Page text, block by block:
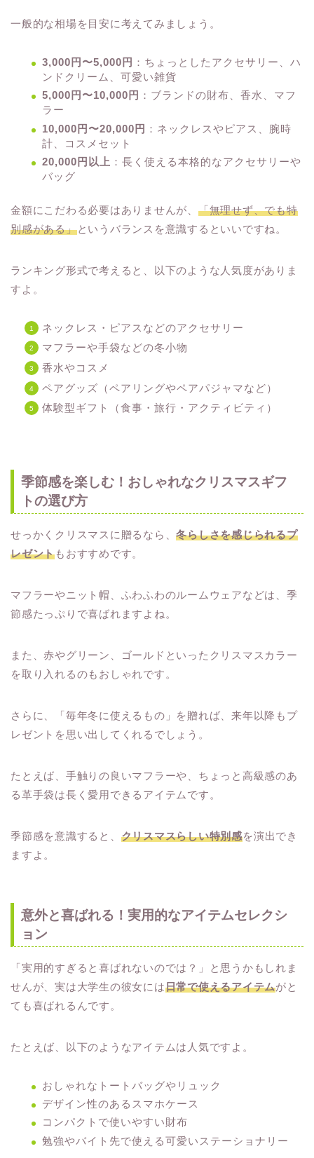
一般的な相場を目安に考えてみましょう。
3,000円〜5,000円 ：ちょっとしたアクセサリー、ハ
ンドクリーム、可愛い雑貨
5,000円〜10,000円 ：ブランドの財布、香水、マフ
ラー
10,000円〜20,000円 ：ネックレスやピアス、腕時
計、コスメセット
20,000円以上 ：長く使える本格的なアクセサリーや
バッグ
金額にこだわる必要はありませんが、 「無理せず、でも特
別感がある」というバランスを意識するといいですね。
ランキング形式で考えると、以下のような人気度がありま
すよ。
ネックレス・ピアスなどのアクセサリー
マフラーや手袋などの冬小物
香水やコスメ
ペアグッズ（ペアリングやペアパジャマなど）
体験型ギフト（食事・旅行・アクティビティ）
季節感を楽しむ！おしゃれなクリスマスギフ
トの選び方
せっかくクリスマスに贈るなら、冬らしさを感じられるプ
レゼントもおすすめです。
マフラーやニット帽、ふわふわのルームウェアなどは、季
節感たっぷりで喜ばれますよね。
また、赤やグリーン、ゴールドといったクリスマスカラー
を取り入れるのもおしゃれです。
さらに、「毎年冬に使えるもの」を贈れば、来年以降もプ
レゼントを思い出してくれるでしょう。
たとえば、手触りの良いマフラーや、ちょっと高級感のあ
る革手袋は長く愛用できるアイテムです。
季節感を意識すると、 クリスマスらしい特別感を演出でき
ますよ。
意外と喜ばれる！実用的なアイテムセレクシ
ョン
「実用的すぎると喜ばれないのでは？」と思うかもしれま
せんが、実は大学生の彼女には日常で使えるアイテムがと
ても喜ばれるんです。
たとえば、以下のようなアイテムは人気ですよ。
おしゃれなトートバッグやリュック
デザイン性のあるスマホケース
コンパクトで使いやすい財布
勉強やバイト先で使える可愛いステーショナリー